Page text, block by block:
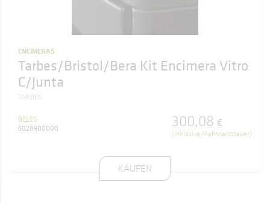
ENCIMERAS
Tarbes/Bristol/Bera Kit Encimera Vitro
C/Junta
TARBES
BELEG
6028900000
300,08 €
(Inklusive Mehrwertsteuer)
KAUFEN